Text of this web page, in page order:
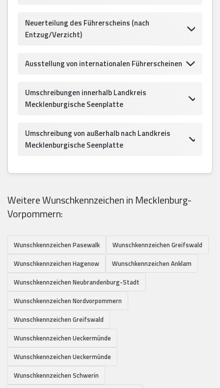
Neuerteilung des Führerscheins (nach
Entzug/Verzicht)
Ausstellung von internationalen Führerscheinen
Umschreibungen innerhalb Landkreis
Mecklenburgische Seenplatte
Umschreibung von außerhalb nach Landkreis
Mecklenburgische Seenplatte
Weitere Wunschkennzeichen in Mecklenburg-
Vorpommern:
Wunschkennzeichen Pasewalk
Wunschkennzeichen Greifswald
Wunschkennzeichen Hagenow
Wunschkennzeichen Anklam
Wunschkennzeichen Neubrandenburg-Stadt
Wunschkennzeichen Nordvorpommern
Wunschkennzeichen Greifswald
Wunschkennzeichen Ueckermünde
Wunschkennzeichen Ueckermünde
Wunschkennzeichen Schwerin